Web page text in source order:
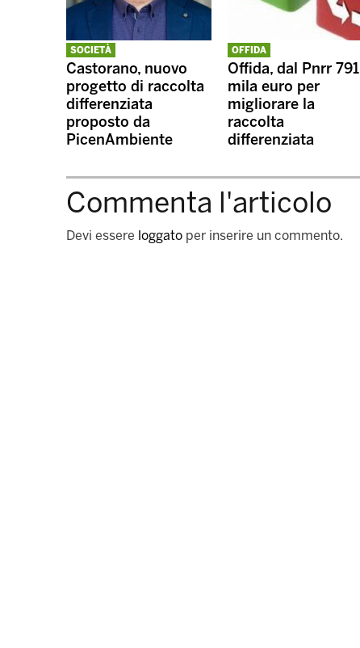
SOCIETÀ
Castorano, nuovo
progetto di raccolta
differenziata
proposto da
PicenAmbiente
OFFIDA
Offida, dal Pnrr 791
mila euro per
migliorare la
raccolta
differenziata
Commenta l'articolo
Devi essere loggato per inserire un commento.